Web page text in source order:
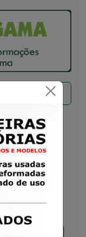
Buscar
ou
em